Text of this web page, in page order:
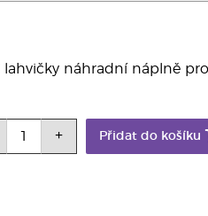
náhradní náplně
Přidat do košíku